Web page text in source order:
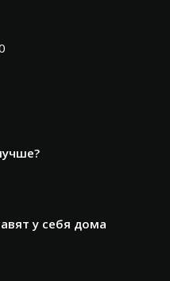
у себя дома